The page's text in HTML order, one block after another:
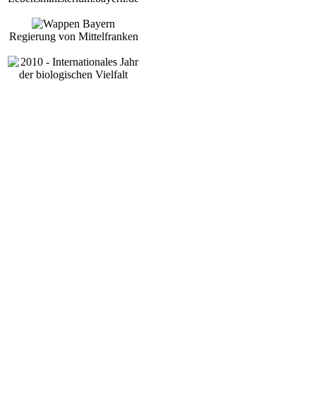
Regierung von Mittelfranken